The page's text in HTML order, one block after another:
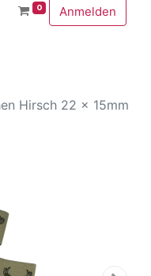
0 Anmelden
Hirsch 22 x 15mm